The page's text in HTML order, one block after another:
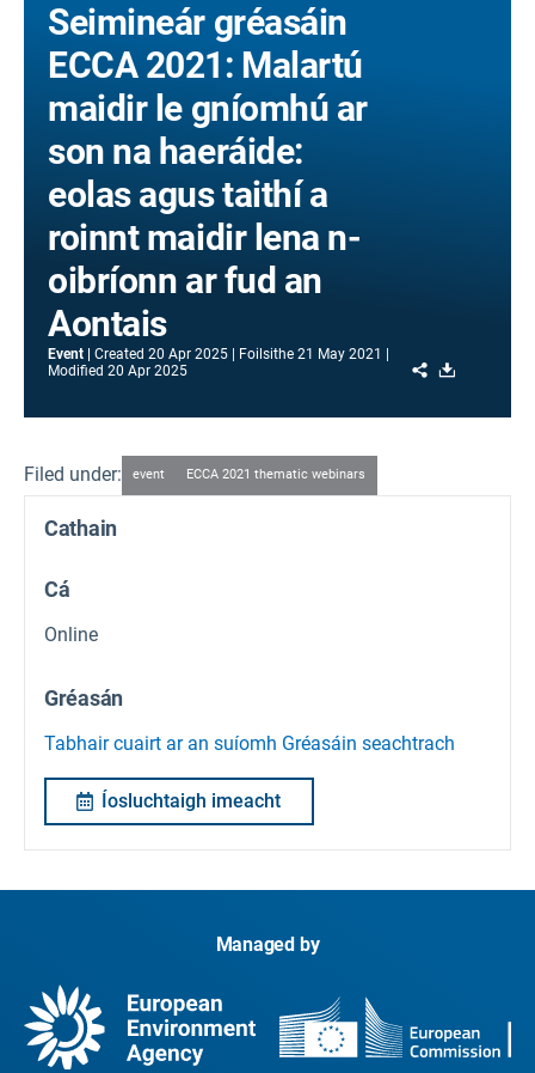
Seimineár gréasáin
ECCA 2021: Malartú
maidir le gníomhú ar
son na haeráide:
eolas agus taithí a
roinnt maidir lena n-
oibríonn ar fud an
Aontais
Event Created 20 Apr 2025 Foilsithe 21 May 2021
Modified 20 Apr 2025 Share
Filed under: event ECCA 2021 thematic webinars
Cathain
Cá
Online
Gréasán
Tabhair cuairt ar an suíomh Gréasáin seachtrach
Íosluchtaigh imeacht
Managed by